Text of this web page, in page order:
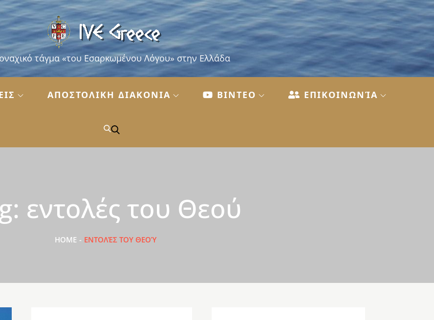
τάγμα «του Εσαρκωμένου Λόγου» στην Ελλάδα
ΑΠΟΣΤΟΛΙΚΗ ΔΙΑΚΟΝΙΑ ΒΙΝΤΕΟ ΕΠΙΚΟΙΝΩΝΊΑ
εντολές του Θεού
HOME ΕΝΤΟΛΈΣ ΤΟΥ ΘΕΟΎ